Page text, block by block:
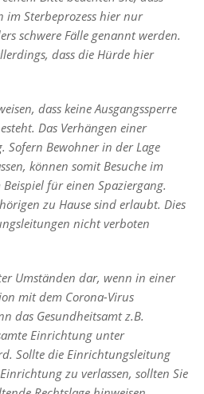
im Sterbeprozess hier nur
schwere Fälle genannt werden.
dass die Hürde hier
dass keine Ausgangssperre
Das Verhängen einer
Sofern Bewohner in der Lage
können somit Besuche im
für einen Spaziergang.
zu Hause sind erlaubt. Dies
nicht verboten
Umständen dar, wenn in einer
mit dem Corona-Virus
das Gesundheitsamt z.B.
Einrichtung unter
Sollte die Einrichtungsleitung
zu verlassen, sollten Sie